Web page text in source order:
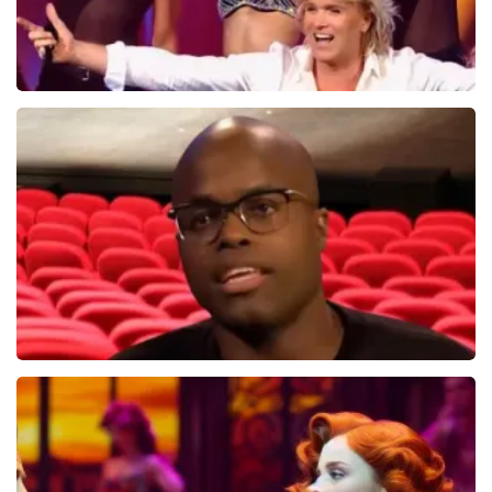
Hans Klok
314+ reviews
BEKIJKEN
Jandino Asporaat
499+ reviews
BEKIJKEN